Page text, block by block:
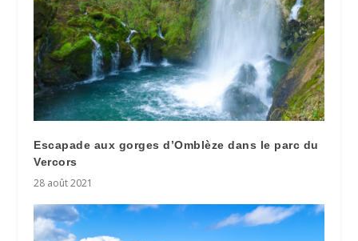
Escapade aux gorges d’Omblèze dans le parc du
Vercors
28 août 2021